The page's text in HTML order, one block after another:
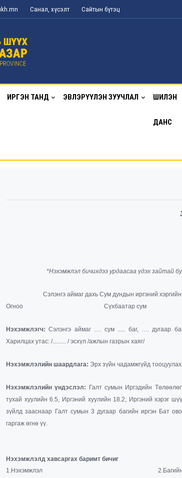
Санал, хүсэлт Сайтын бүтэц
ИРГЭН ТАНД ЭВЛЭРҮҮЛЭН ЗУУЧЛАЛ ШИЛЭН
ДАНС
*Нэхэмжлэл бичихдээ урдаасаа үдэх зайтай
Сэлэнгэ аймаг дахь Сум дундын иргэний
Огноо Сүхбаатар сум
Нэхэмжлэгч:Сэлэнгэ аймаг …. сум ..... баг, …. дугаар
Харилцах утас: /......... / эсхүл /ажлын газрын хаяг/
Нэхэмжлэлийн шаардлага: Эрх зүйн чадамжгүйд тооцуулах
Нэхэмжлэлийн үндэслэл:
Галт сумын Иргэдийн
тухай хуулийн 6.5, Иргэний хуулийн 18.2, Иргэний хэрэг
зүйлд зааснаар Галт сумын 3 дугаар багийн иргэн Бат
гаргаж өгнө үү.
Нэхэмжлэлд хавсаргах баримт бичиг
1.Нэхэмжлэл 2.Багийн Засаг